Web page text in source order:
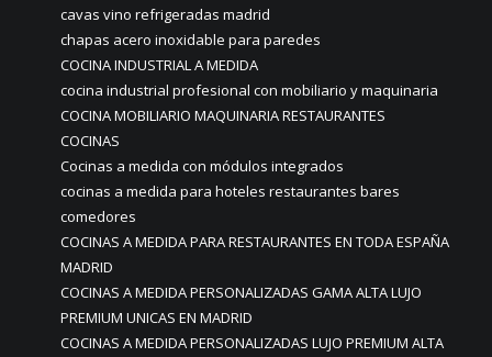
cavas vino refrigeradas madrid
chapas acero inoxidable para paredes
COCINA INDUSTRIAL A MEDIDA
cocina industrial profesional con mobiliario y maquinaria
COCINA MOBILIARIO MAQUINARIA RESTAURANTES
COCINAS
Cocinas a medida con módulos integrados
cocinas a medida para hoteles restaurantes bares
comedores
COCINAS A MEDIDA PARA RESTAURANTES EN TODA ESPAÑA
MADRID
COCINAS A MEDIDA PERSONALIZADAS GAMA ALTA LUJO
PREMIUM UNICAS EN MADRID
COCINAS A MEDIDA PERSONALIZADAS LUJO PREMIUM ALTA